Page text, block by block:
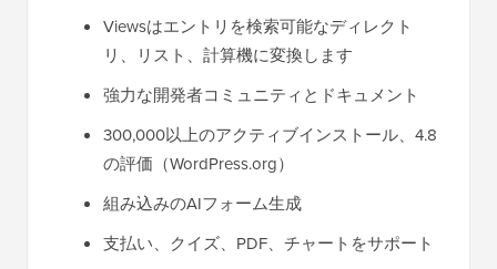
Viewsはエントリを検索可能なディレクト
リ、リスト、計算機に変換します
強力な開発者コミュニティとドキュメント
300,000以上のアクティブインストール、4.8
の評価（WordPress.org）
組み込みのAIフォーム生成
支払い、クイズ、PDF、チャートをサポート